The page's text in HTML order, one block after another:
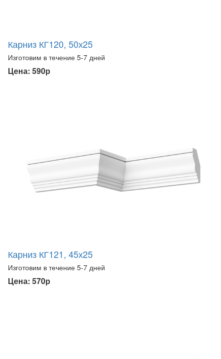
Карниз КГ120, 50х25
Изготовим в течение 5-7 дней
Цена: 590р
Карниз КГ121, 45х25
Изготовим в течение 5-7 дней
Цена: 570р